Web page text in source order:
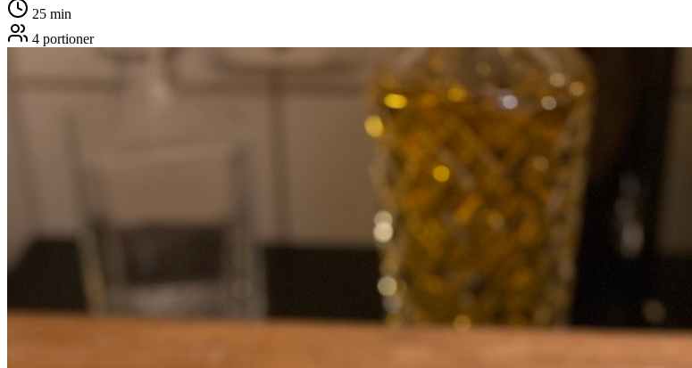
25 min
4 portioner